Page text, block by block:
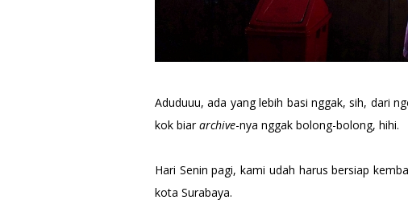
Aduduuu, ada yang lebih basi nggak, sih, dari
kok biararchive-nya nggak bolong-bolong, hihi.
Hari Senin pagi, kami udah harus bersiap
kota Surabaya.